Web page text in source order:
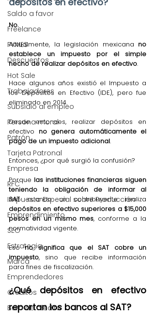
Saldo a favor
Freelance
PYMES
Descuentos
Hot Sale
Trabajadores
Subsidio al empleo
Persona moral
Patrón
Tarjeta Patronal
Empresa
RFC
Impuesto Especial sobre Producción
Emprendimiento
SEO
Estrategia
Marca
Emprendedores
Créditos
Buró de crédito
No.
Actualmente, la legislación mexicana no
establece un impuesto por el simple
hecho de realizar depósitos en efectivo.
Hace algunos años existió el Impuesto a
los Depósitos en Efectivo (IDE), pero fue
eliminado en 2014.
Desde entonces, realizar depósitos en
efectivo no genera automáticamente el
pago de un impuesto adicional.
Entonces, ¿por qué surgió la confusión?
Porque las instituciones financieras siguen
teniendo la obligación de informar al
SAT
depósitos en efectivo superiores a $15,000
pesos en un mismo mes, conforme a la
normatividad vigente.
Eso no significa que el SAT cobre un
impuesto, sino que recibe información
para fines de fiscalización.
¿Qué depósitos en efectivo
reportan los bancos al SAT?